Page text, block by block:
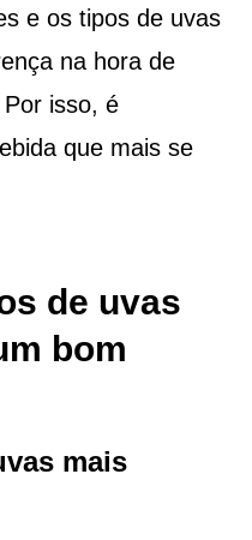
e os tipos de uvas
na hora de
isso, é
que mais se
de uvas
bom
mais